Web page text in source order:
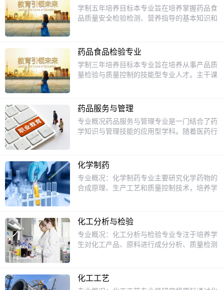
学制五年培养目标本专业旨在培养掌握药品食
品质量安全检验检测、营养指导的基本知识和
计、工艺条件设计工作的高等技术技能型专门
人才。主干课程食品微生物学分析化学食品商
品学食品理化检测药品检验技术人体解剖生理
学食品标准与法规药理学就业方向毕业后可在
技术管理、检验检测、产品研发及经营管理工
作。还可在餐饮行业、酒店、学校等从事质
检、采购和营养膳食指导工作。
药品食品检验专业
学制三年培养目标本专业旨在培养从事产品质
量检验与质量控制的技能型专业人才。主干课
医疗器械商品学药物化学公共关系市场营销
GSP实施技术医药商品学社交礼仪药品检验技
术药理学药物制剂技术就业方向毕业后可在药
品生产、经营企业、食品生产经营企业、化妆
药品服务与管理
专业概况药品服务与管理专业是一门结合了药
学知识与管理技能的应用型学科。随着医药行
品的基本知识和技能，还注重提升他们的管理
能力和服务意识，使其能够在药品流通、销
售、监管等领域发挥重要作用。课程设置1.药
学基础课程：包括药理学、药物化学、药剂学
品质量管理规范等，为未来从事药品监管工作
打下基础。3.药品营销与服务：涵盖药品市场
营销、客户服务技巧等内容，培养学生的销售
生，适合对医药行业感兴趣、愿意从事药品服
化学制药
专业概况：化学制药专业主要研究化学药物的
合成原理、生产工艺和质量控制技术，培养学
工艺、药物制剂技术、药品生产质量管理等知
识和技能，能在化学制药企业、药品研发机构
等从事化学药物生产、质量控制、技术研发等
工作的专业人才。招生对象：应往届初中毕业
产质量管理规范、制药设备与工程等。升学专
业方向：化学制药技术、药学、制药工程等。
化工分析与检验
专业概况：化工分析与检验专业专注于培养学
生对化工产品、原料进行成分分析、质量检测
熟练的实验操作技能，能在化工、环保、食品
等行业从事分析检验工作的专业人才。招生对
化工工艺